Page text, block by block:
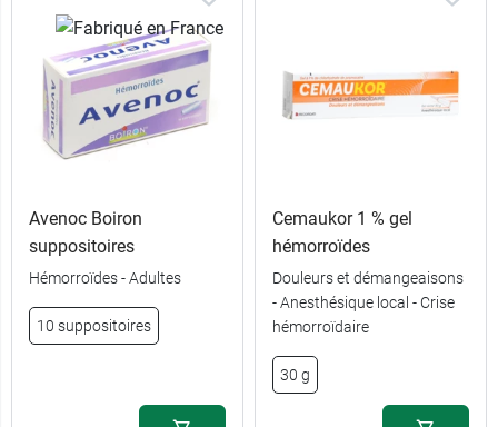
Avenoc Boiron
suppositoires
Hémorroïdes - Adultes
10 suppositoires
Cemaukor 1 % gel
hémorroïdes
Douleurs et démangeaisons
- Anesthésique local - Crise
hémorroïdaire
30 g